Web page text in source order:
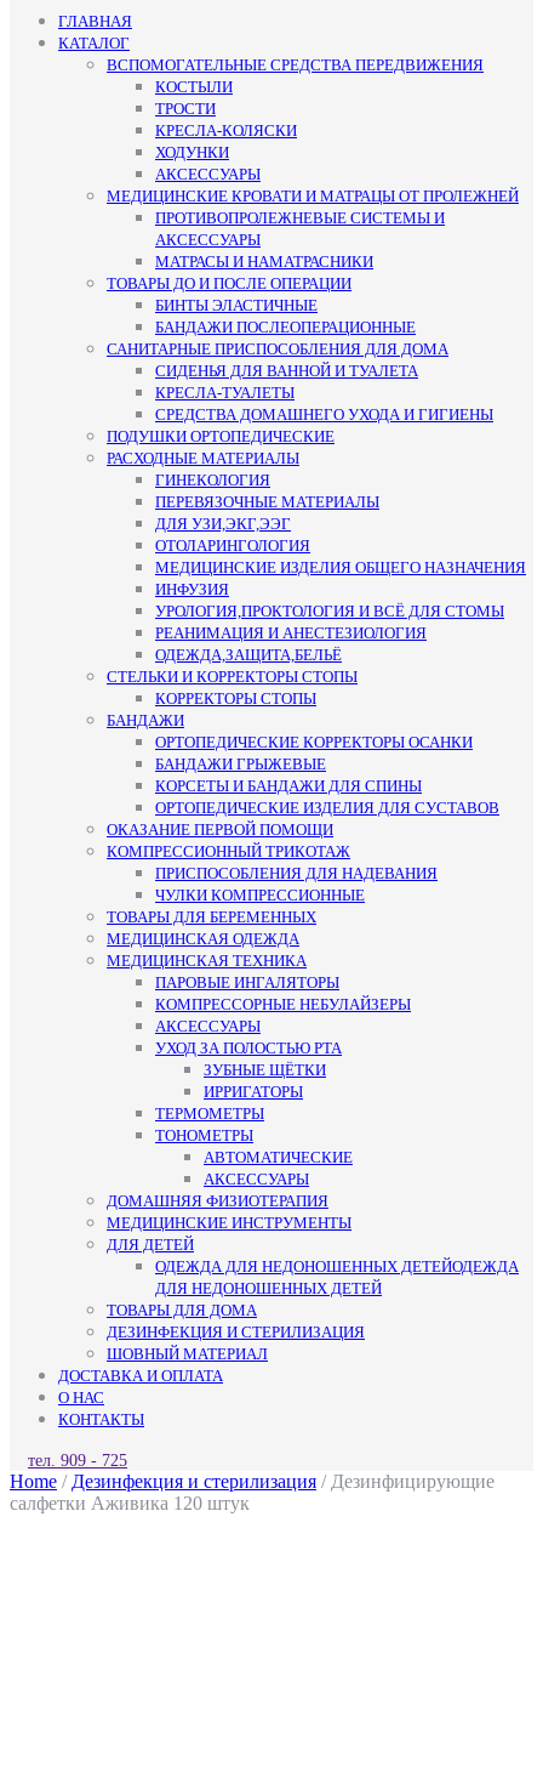
ГЛАВНАЯ
КАТАЛОГ
ВСПОМОГАТЕЛЬНЫЕ СРЕДСТВА ПЕРЕДВИЖЕНИЯ
КОСТЫЛИ
ТРОСТИ
КРЕСЛА-КОЛЯСКИ
ХОДУНКИ
АКСЕССУАРЫ
МЕДИЦИНСКИЕ КРОВАТИ И МАТРАЦЫ ОТ ПРОЛЕЖНЕЙ
ПРОТИВОПРОЛЕЖНЕВЫЕ СИСТЕМЫ И
АКСЕССУАРЫ
МАТРАСЫ И НАМАТРАСНИКИ
ТОВАРЫ ДО И ПОСЛЕ ОПЕРАЦИИ
БИНТЫ ЭЛАСТИЧНЫЕ
БАНДАЖИ ПОСЛЕОПЕРАЦИОННЫЕ
САНИТАРНЫЕ ПРИСПОСОБЛЕНИЯ ДЛЯ ДОМА
СИДЕНЬЯ ДЛЯ ВАННОЙ И ТУАЛЕТА
КРЕСЛА-ТУАЛЕТЫ
СРЕДСТВА ДОМАШНЕГО УХОДА И ГИГИЕНЫ
ПОДУШКИ ОРТОПЕДИЧЕСКИЕ
РАСХОДНЫЕ МАТЕРИАЛЫ
ГИНЕКОЛОГИЯ
ПЕРЕВЯЗОЧНЫЕ МАТЕРИАЛЫ
ДЛЯ УЗИ,ЭКГ,ЭЭГ
ОТОЛАРИНГОЛОГИЯ
МЕДИЦИНСКИЕ ИЗДЕЛИЯ ОБЩЕГО НАЗНАЧЕНИЯ
ИНФУЗИЯ
УРОЛОГИЯ,ПРОКТОЛОГИЯ И ВСЁ ДЛЯ СТОМЫ
РЕАНИМАЦИЯ И АНЕСТЕЗИОЛОГИЯ
ОДЕЖДА,ЗАЩИТА,БЕЛЬЁ
СТЕЛЬКИ И КОРРЕКТОРЫ СТОПЫ
КОРРЕКТОРЫ СТОПЫ
БАНДАЖИ
ОРТОПЕДИЧЕСКИЕ КОРРЕКТОРЫ ОСАНКИ
БАНДАЖИ ГРЫЖЕВЫЕ
КОРСЕТЫ И БАНДАЖИ ДЛЯ СПИНЫ
ОРТОПЕДИЧЕСКИЕ ИЗДЕЛИЯ ДЛЯ СУСТАВОВ
ОКАЗАНИЕ ПЕРВОЙ ПОМОЩИ
КОМПРЕССИОННЫЙ ТРИКОТАЖ
ПРИСПОСОБЛЕНИЯ ДЛЯ НАДЕВАНИЯ
ЧУЛКИ КОМПРЕССИОННЫЕ
ТОВАРЫ ДЛЯ БЕРЕМЕННЫХ
МЕДИЦИНСКАЯ ОДЕЖДА
МЕДИЦИНСКАЯ ТЕХНИКА
ПАРОВЫЕ ИНГАЛЯТОРЫ
КОМПРЕССОРНЫЕ НЕБУЛАЙЗЕРЫ
АКСЕССУАРЫ
УХОД ЗА ПОЛОСТЬЮ РТА
ЗУБНЫЕ ЩЁТКИ
ИРРИГАТОРЫ
ТЕРМОМЕТРЫ
ТОНОМЕТРЫ
АВТОМАТИЧЕСКИЕ
АКСЕССУАРЫ
ДОМАШНЯЯ ФИЗИОТЕРАПИЯ
МЕДИЦИНСКИЕ ИНСТРУМЕНТЫ
ДЛЯ ДЕТЕЙ
ОДЕЖДА ДЛЯ НЕДОНОШЕННЫХ ДЕТЕЙОДЕЖДА
ДЛЯ НЕДОНОШЕННЫХ ДЕТЕЙ
ТОВАРЫ ДЛЯ ДОМА
ДЕЗИНФЕКЦИЯ И СТЕРИЛИЗАЦИЯ
ШОВНЫЙ МАТЕРИАЛ
ДОСТАВКА И ОПЛАТА
О НАС
КОНТАКТЫ
КНОПКА
ЗАКРЫТЬ
тел. 909 - 725
Home / Дезинфекция и стерилизация / Дезинфицирующие
салфетки Аживика 120 штук